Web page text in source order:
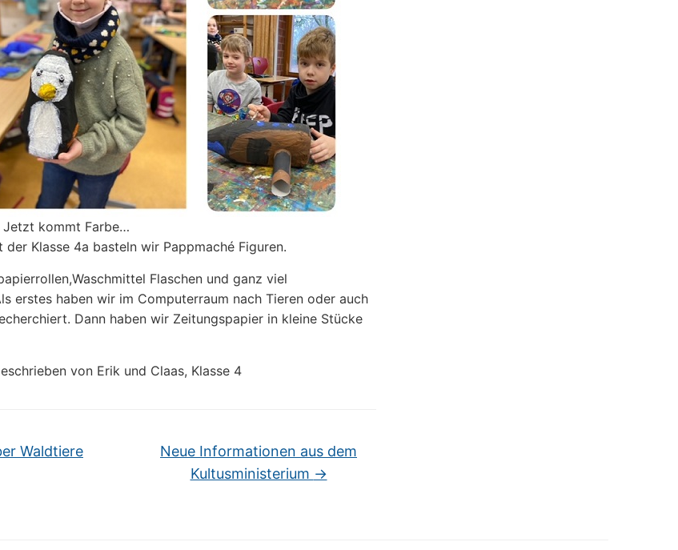
Jetzt kommt Farbe…
der Klasse 4a basteln wir Pappmaché Figuren.
Flaschen und ganz viel
erstes haben wir im Computerraum nach Tieren oder auch
Dann haben wir Zeitungspapier in kleine Stücke
von Erik und Claas, Klasse 4
Waldtiere
Neue Informationen aus dem
Kultusministerium →